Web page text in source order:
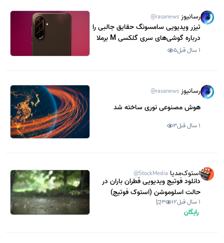
رسانیوز @rasanews
تیزر ویدیویی سامسونگ حقایق جالبی را
درباره گوشی‌های سری گلکسی M برملا
می‌کند1 سال قبل 5
رسانیوز @rasanews
هوش مصنوعی نوری ساخته شد
1 سال قبل 3
استوک‌مدیا @StockMedia
دانلود فوتیج ویدیویی قطران باران در
حالت اسلوموشن (استوک فوتیج)
1 سال قبل 12
3
رایگان